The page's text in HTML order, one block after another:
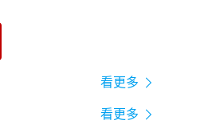
看更多
看更多